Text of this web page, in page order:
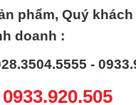
phẩm, Quý
doanh :
-